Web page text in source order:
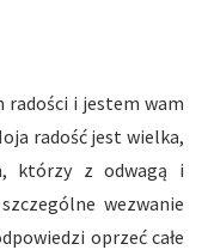
radości i jestem wam
radość jest wielka,
którzy z odwagą i
wezwanie
oprzeć całe